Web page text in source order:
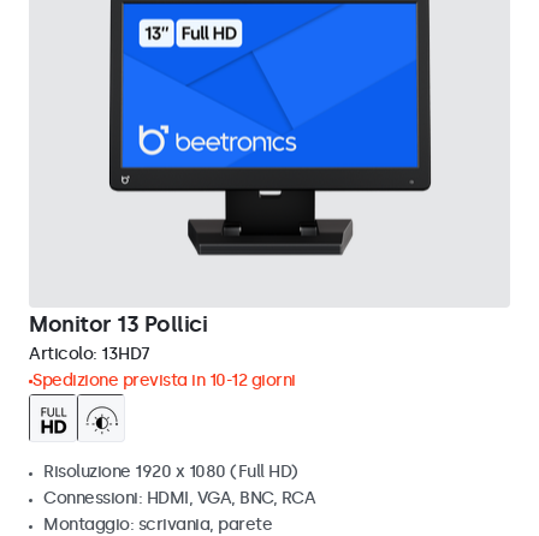
Monitor 13 Pollici
Articolo: 13HD7
Spedizione prevista in 10-12 giorni
Risoluzione 1920 x 1080 (Full HD)
Connessioni: HDMI, VGA, BNC, RCA
Montaggio: scrivania, parete